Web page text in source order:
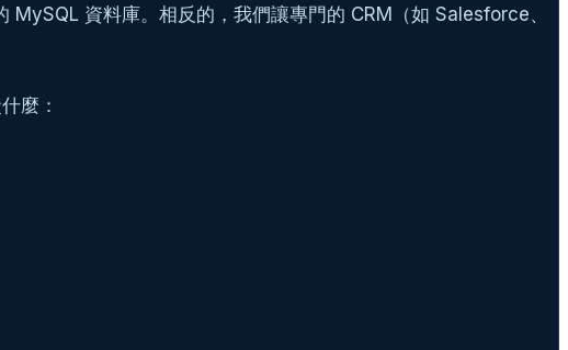
資料庫。相反的，我們讓專門的 CRM（如 Salesforce、
麼：